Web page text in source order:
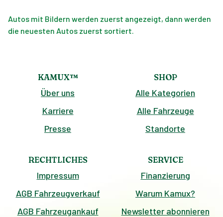
Autos mit Bildern werden zuerst angezeigt, dann werden
die neuesten Autos zuerst sortiert.
KAMUX™
Über uns
Karriere
Presse
SHOP
Alle Kategorien
Alle Fahrzeuge
Standorte
RECHTLICHES
Impressum
AGB Fahrzeugverkauf
AGB Fahrzeugankauf
SERVICE
Finanzierung
Warum Kamux?
Newsletter abonnieren